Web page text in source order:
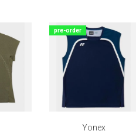
pre-order
Yonex